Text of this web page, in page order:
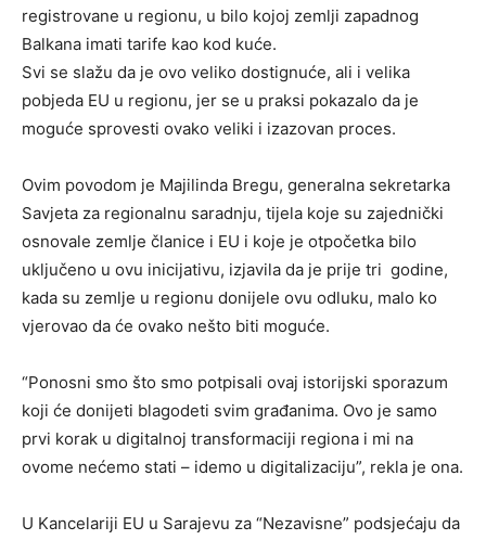
registrovane u regionu, u bilo kojoj zemlji zapadnog
Balkana imati tarife kao kod kuće.
Svi se slažu da je ovo veliko dostignuće, ali i velika
pobjeda EU u regionu, jer se u praksi pokazalo da je
moguće sprovesti ovako veliki i izazovan proces.
Ovim povodom je Majilinda Bregu, generalna sekretarka
Savjeta za regionalnu saradnju, tijela koje su zajednički
osnovale zemlje članice i EU i koje je otpočetka bilo
uključeno u ovu inicijativu, izjavila da je prije tri godine,
kada su zemlje u regionu donijele ovu odluku, malo ko
vjerovao da će ovako nešto biti moguće.
“Ponosni smo što smo potpisali ovaj istorijski sporazum
koji će donijeti blagodeti svim građanima. Ovo je samo
prvi korak u digitalnoj transformaciji regiona i mi na
ovome nećemo stati – idemo u digitalizaciju”, rekla je ona.
U Kancelariji EU u Sarajevu za “Nezavisne” podsjećaju da